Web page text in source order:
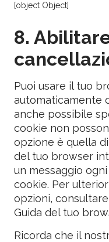
[object Object]
8.
Puoi usare il tuo
automaticamente
anche possibile
cookie non
opzione è quella
del tuo browser
un messaggio
cookie. Per
opzioni,
Guida del tuo
Ricorda che il